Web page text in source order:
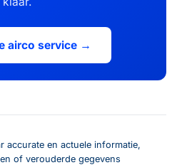
airco service →
accurate en actuele informatie,
of verouderde gegevens